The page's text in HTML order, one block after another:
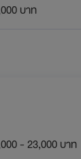
บาท
- 23,000 บาท